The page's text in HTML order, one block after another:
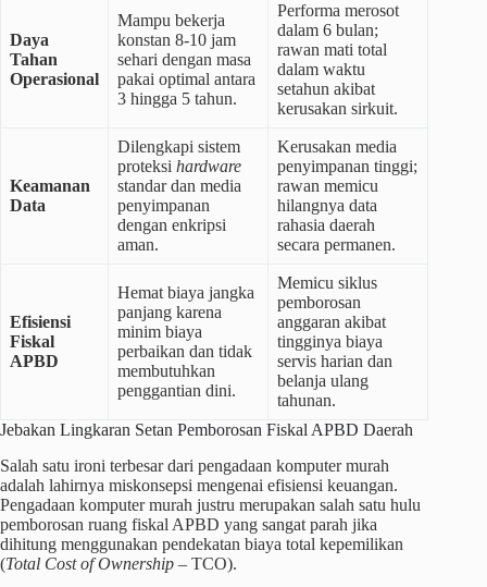
Daya
Tahan
Operasional
Mampu bekerja
konstan 8-10 jam
sehari dengan masa
pakai optimal antara
3 hingga 5 tahun.
Performa merosot
dalam 6 bulan;
rawan mati total
dalam waktu
setahun akibat
kerusakan sirkuit.
Keamanan
Data
Dilengkapi sistem
proteksi hardware
standar dan media
penyimpanan
dengan enkripsi
aman.
Kerusakan media
penyimpanan tinggi;
rawan memicu
hilangnya data
rahasia daerah
secara permanen.
Efisiensi
Fiskal
APBD
Hemat biaya jangka
panjang karena
minim biaya
perbaikan dan tidak
membutuhkan
penggantian dini.
Memicu siklus
pemborosan
anggaran akibat
tingginya biaya
servis harian dan
belanja ulang
tahunan.
Jebakan Lingkaran Setan Pemborosan Fiskal APBD Daerah
Salah satu ironi terbesar dari pengadaan komputer murah
adalah lahirnya miskonsepsi mengenai efisiensi keuangan.
Pengadaan komputer murah justru merupakan salah satu hulu
pemborosan ruang fiskal APBD yang sangat parah jika
dihitung menggunakan pendekatan biaya total kepemilikan
(Total Cost of Ownership – TCO).